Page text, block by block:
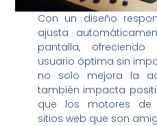
Con un diseño
ajusta
pantalla,
usuario óptima sin
no solo mejora la
también impacta
que los motores de
sitios web que son